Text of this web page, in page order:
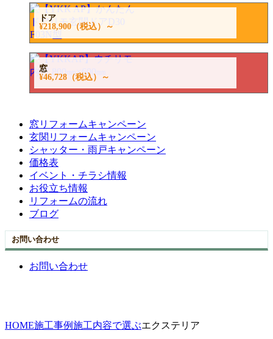
ドア
¥218,900（税込）～
窓
¥46,728（税込）～
窓リフォームキャンペーン
玄関リフォームキャンペーン
シャッター・雨戸キャンペーン
価格表
イベント・チラシ情報
お役立ち情報
リフォームの流れ
ブログ
お問い合わせ
お問い合わせ
HOME施工事例施工内容で選ぶエクステリア